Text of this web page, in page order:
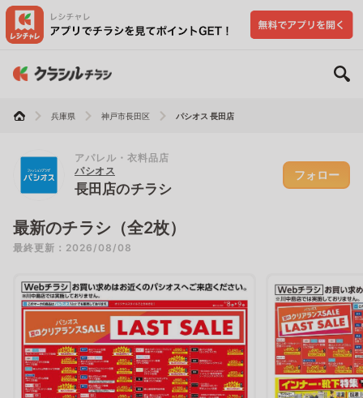
兵庫県 神戸市長田区 パシオス 長田店
アパレル・衣料品店
パシオス
長田店のチラシ
フォロー
最新のチラシ（全2枚）
最終更新：2026/08/08